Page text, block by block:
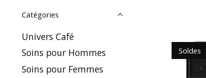
Catégories
Univers Café
Soins pour Hommes
Soins pour Femmes
Soldes